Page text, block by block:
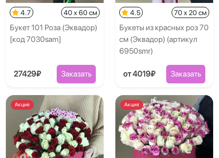
4.7 40 x 60 см
Букет 101 Роза (Эквадор)
[код 7030sam]
27429₽ Заказать
4.5 70 x 20 см
Букеты из красных роз 70
см (Эквадор) (артикул
6950smr)
от 4019₽ Заказать
Акция Акция